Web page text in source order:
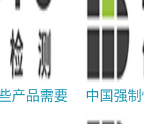
产品需要
中国强